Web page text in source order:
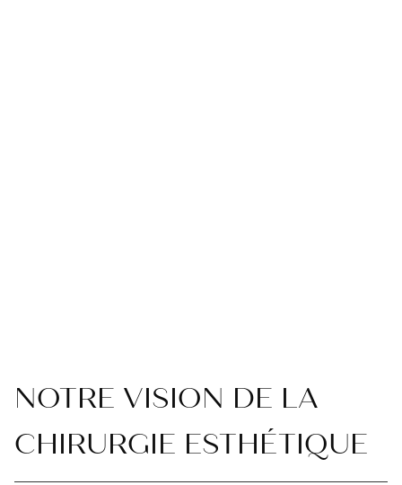
NOTRE VISION DE LA
CHIRURGIE ESTHÉTIQUE